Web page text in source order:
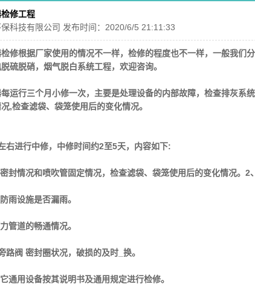
修工程
科技有限公司 发布时间：2020/6/5 21:11:33
检修根据厂家使用的情况不一样，检修的程度也不一样，一般我们
硫脱硝，烟气脱白系统工程，欢迎咨询。
运行三个月小修一次，主要是处理设备的内部故障，检查排灰系
,检查滤袋、袋笼使用后的变化情况。
右进行中修，中修时间约2至5天，内容如下:
封情况和喷吹管固定情况，检查滤袋、袋笼使用后的变化情况。2
雨设施是否漏雨。
管道的畅通情况。
路阀 密封圈状况，破损的及时_换。
通用设备按其说明书及通用规定进行检修。